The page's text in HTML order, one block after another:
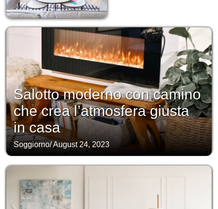
Salotto moderno con camino
che crea l’atmosfera giusta
in casa
Soggiorno/August 24, 2023